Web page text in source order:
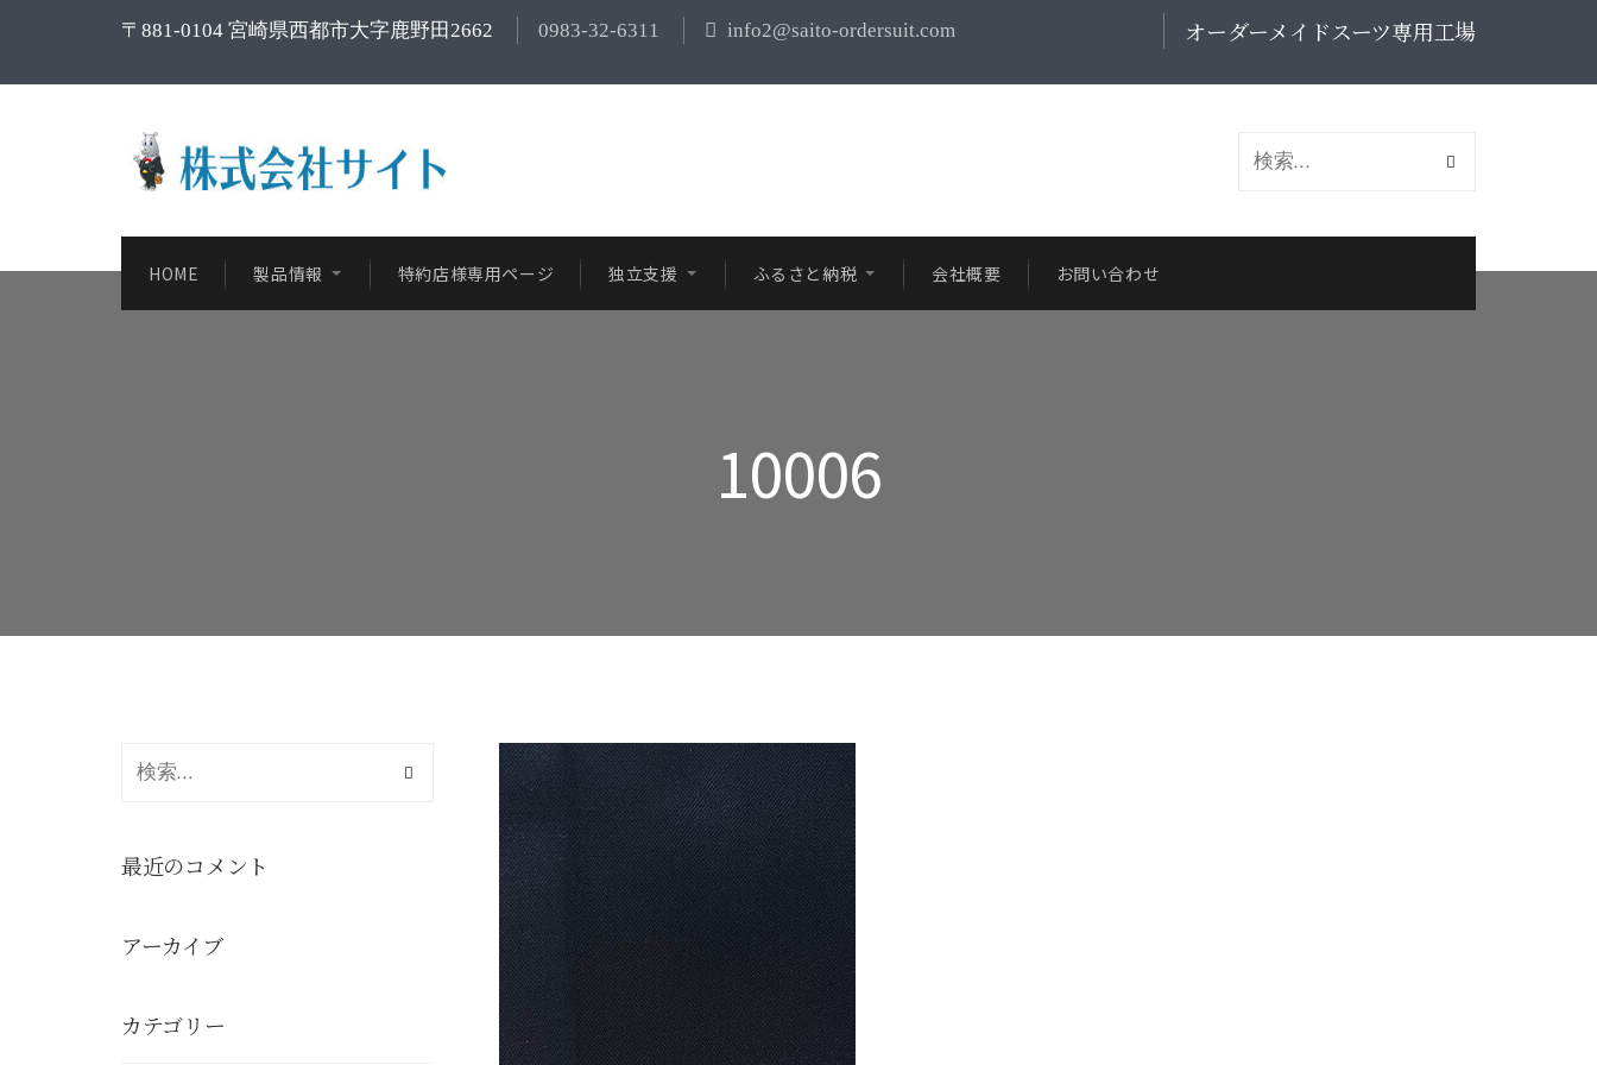
〒881-0104 宮崎県西都市大字鹿野田2662 0983-32-6311 info2@saito-ordersuit.com オーダーメイドスーツ専用工場
HOME 製品情報 特約店様専用ページ 独立支援 ふるさと納税 会社概要 お問い合わせ
10006
最近のコメント
アーカイブ
カテゴリー